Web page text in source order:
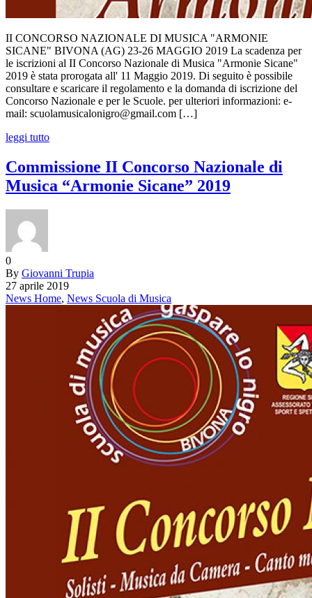
II CONCORSO NAZIONALE DI MUSICA "ARMONIE
SICANE" BIVONA (AG) 23-26 MAGGIO 2019 La scadenza per
le iscrizioni al II Concorso Nazionale di Musica "Armonie Sicane"
2019 è stata prorogata all' 11 Maggio 2019. Di seguito è possibile
consultare e scaricare il regolamento e la domanda di iscrizione del
Concorso Nazionale e per le Scuole. per ulteriori informazioni: e-
mail: scuolamusicalonigro@gmail.com […]
leggi tutto
Commissione II Concorso Nazionale di
Musica “Armonie Sicane” 2019
0
By Giovanni Trupia
27 aprile 2019
News Home, News Scuola di Musica